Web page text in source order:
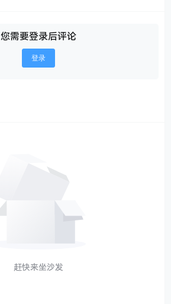
您需要登录后评论
登录
赶快来坐沙发